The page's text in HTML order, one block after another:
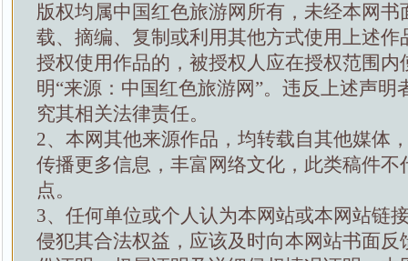
版权均属中国红色旅游网所有，未经本网书
载、摘编、复制或利用其他方式使用上述作
授权使用作品的，被授权人应在授权范围内
明“来源：中国红色旅游网”。违反上述声明
究其相关法律责任。
2、本网其他来源作品，均转载自其他媒体
传播更多信息，丰富网络文化，此类稿件不
点。
3、任何单位或个人认为本网站或本网站链
侵犯其合法权益，应该及时向本网站书面反